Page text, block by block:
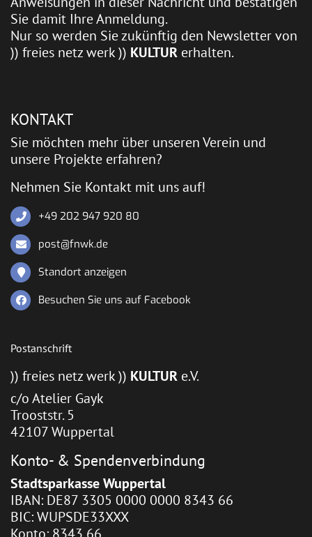
Sie damit Ihre Anmeldung.
Nur so werden Sie zukünftig den Newsletter von
)) freies netz werk )) KULTUR erhalten.
KONTAKT
Sie möchten mehr über unseren Verein und
unsere Projekte erfahren?
Nehmen Sie Kontakt mit uns auf!
+49 202 947 920 80
post@fnwk.de
Standort anzeigen
Besuchen Sie uns auf Facebook
Postanschrift
)) freies netz werk )) KULTUR e.V.
c/o Atelier Gayk
Trooststr. 5
42107 Wuppertal
Konto- & Spendenverbindung
Stadtsparkasse Wuppertal
IBAN: DE87 3305 0000 0000 8343 66
BIC: WUPSDE33XXX